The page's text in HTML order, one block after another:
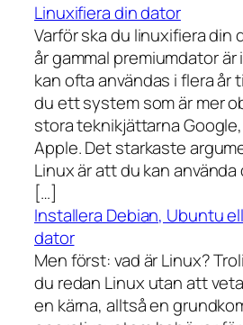
Linuxifiera din dator
Varför ska du linuxifiera din
år gammal premiumdator är
kan ofta användas i flera år
du ett system som är mer
stora teknikjättarna
Apple. Det starkaste
Linux är att du kan
[…]
Installera Debian, Ubuntu
dator
Men först: vad är Linux?
du redan Linux utan att
en kärna, alltså en